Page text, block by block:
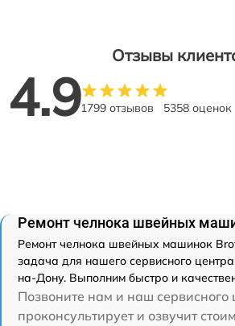
Отзывы
4.91799 отзывов 5358 оценок
Ремонт челнока швейных
Ремонт челнока швейных машинок
задача для нашего сервисного
на-Дону. Выполним быстро и
Позвоните нам и наш сервисного
проконсультирует и озвучит